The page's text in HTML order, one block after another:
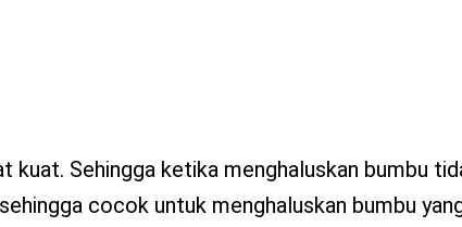
Sehingga ketika menghaluskan bumbu
cocok untuk menghaluskan bumbu